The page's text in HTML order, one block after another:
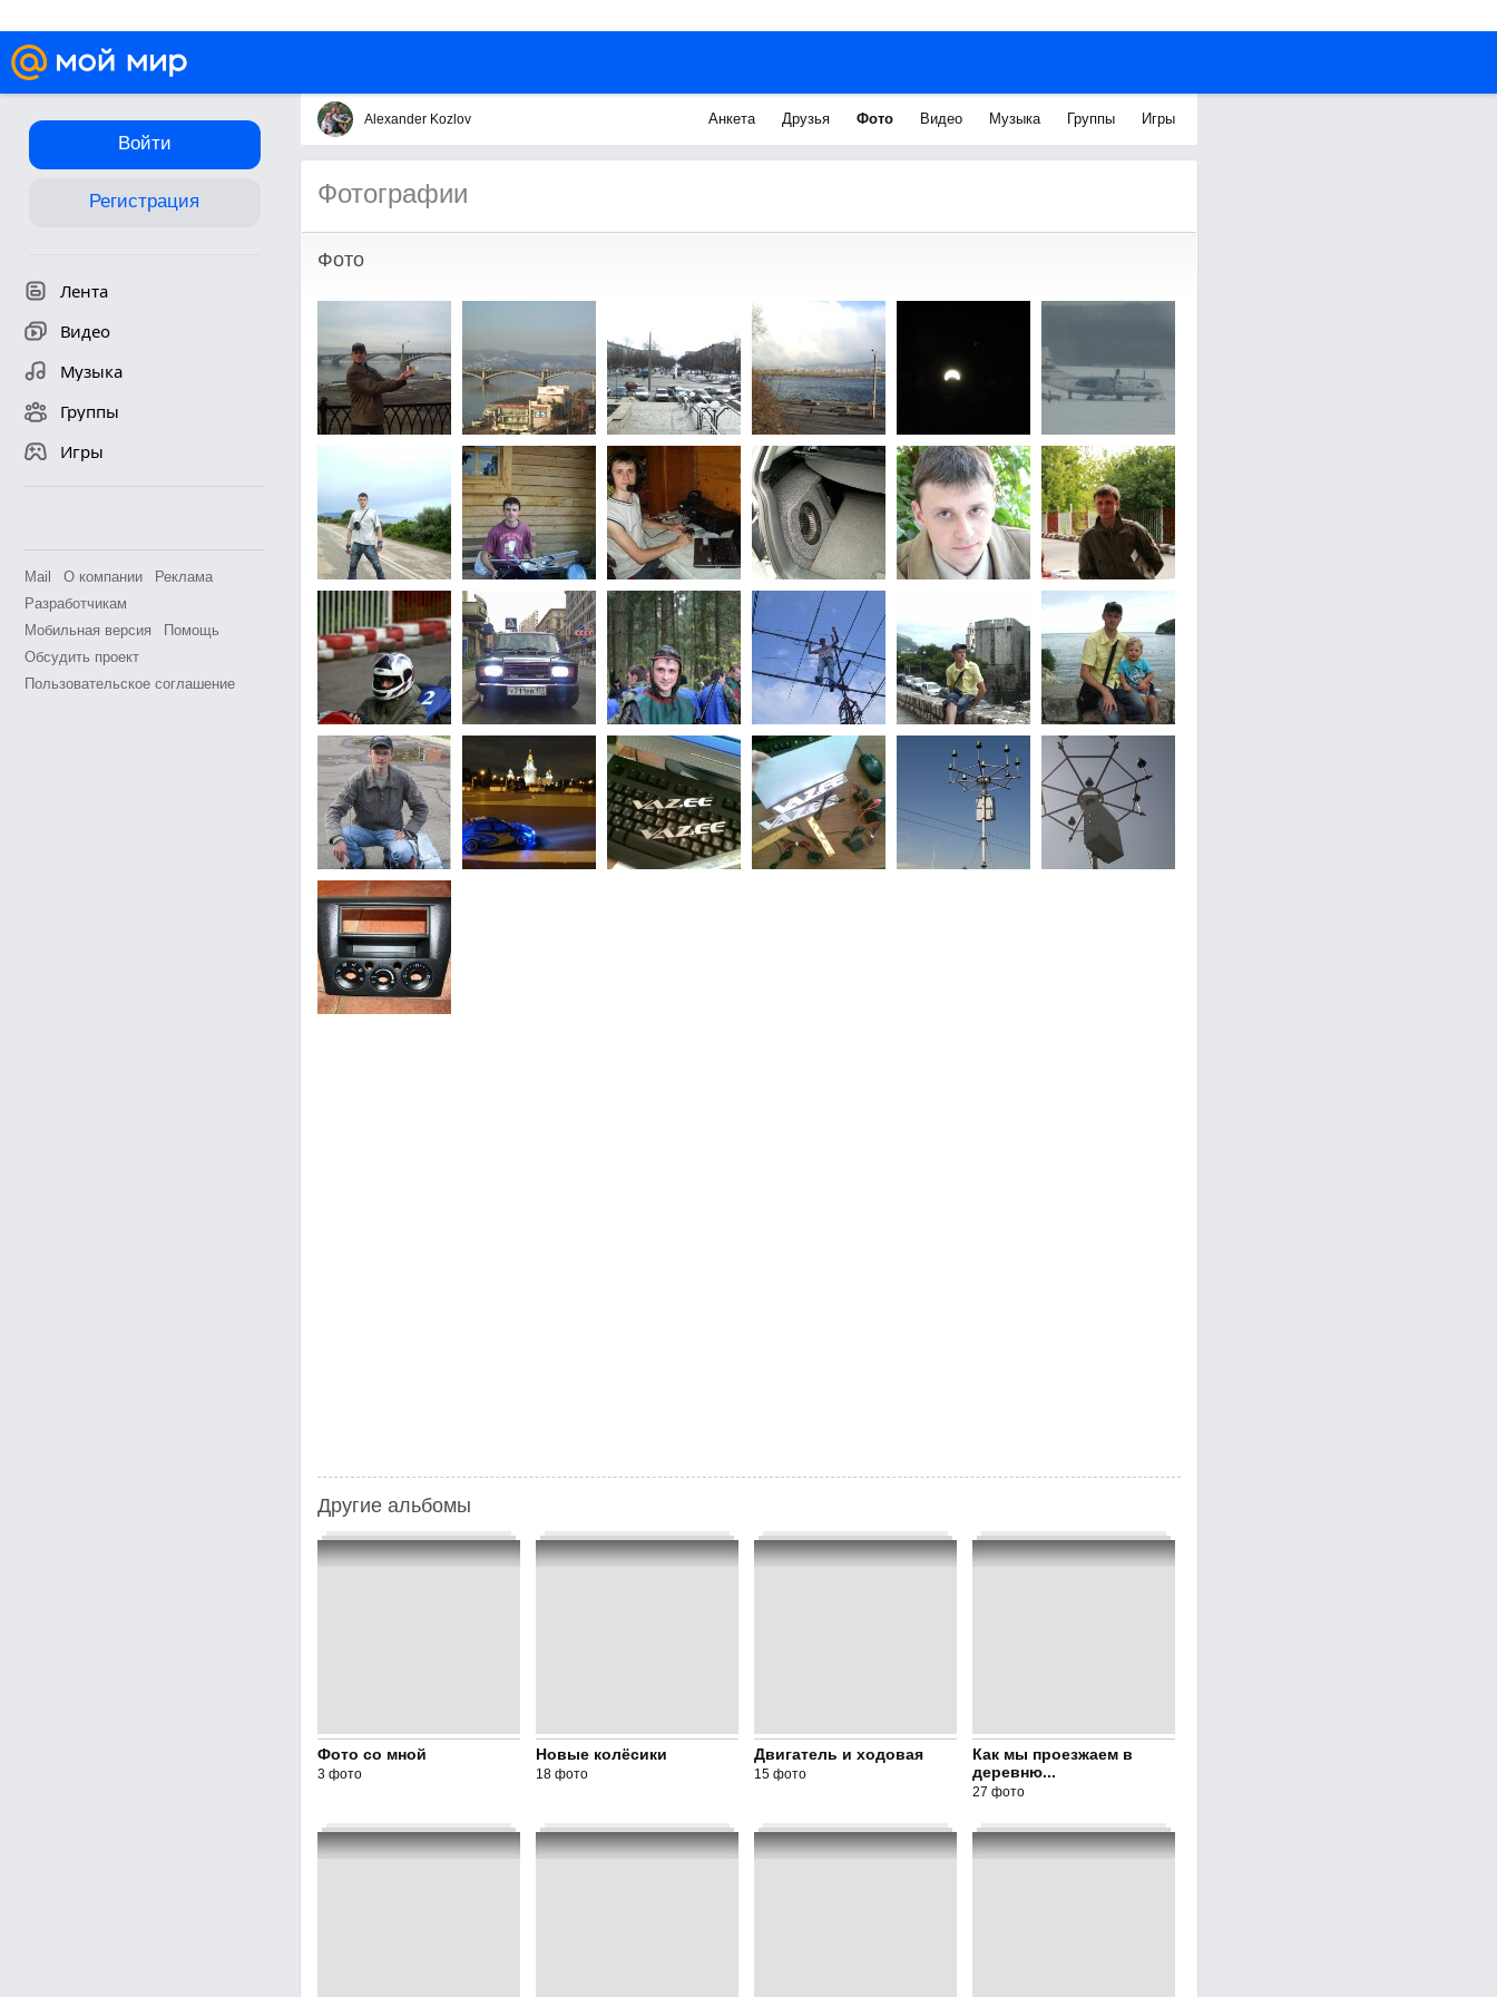
Войти
Регистрация
Лента
Видео
Музыка
Группы
Игры
Mail О компании
Реклама
Разработчикам
Мобильная версия
Помощь
Обсудить проект
Пользовательское соглашение
Alexander Kozlov Анкета Друзья Фото Видео Музыка Группы Игры
Фотографии
Фото
Другие альбомы
Фото со мной
3 фото
Новые колёсики
18 фото
Двигатель и ходовая
15 фото
Как мы проезжаем в
деревню...
27 фото